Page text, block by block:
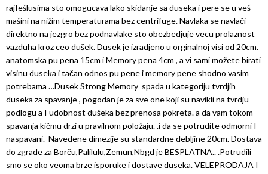
rajfešlusima sto omogucava lako skidanje sa duseka i pere se u veš
mašini na nižim temperaturama bez centrifuge. Navlaka se navlači
direktno na jezgro bez podnavlake sto obezbedjuje vecu prolaznost
vazduha kroz ceo dušek. Dusek je izradjeno u orginalnoj visi od 20cm.
anatomska pu pena 15cm i Memory pena 4cm , a vi sami možete birati
visinu duseka i tačan odnos pu pene i memory pene shodno vasim
potrebama …Dusek Strong Memory spada u kategoriju tvrdjih
duseka za spavanje , pogodan je za sve one koji su navikli na tvrdju
podlogu a I udobnost dušeka bez prenosa pokreta. a da vam tokom
spavanja kičmu drzi u pravilnom položaju. .i da se potrudite odmorni I
naspavani. Navedene dimezije su standardne debljine 20cm. Dostava
do zgrade za Borču,Palilulu,Zemun,Nbgd je BESPLATNA.. .Potrudili
smo se oko veoma brze isporuke i dostave duseka. VELEPRODAJA I